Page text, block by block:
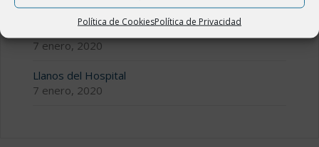
Política de CookiesPolítica de Privacidad
Valle de Estós
7 enero, 2020
Llanos del Hospital
7 enero, 2020